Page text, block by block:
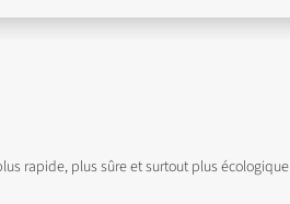
rapide, plus sûre et surtout plus écologique